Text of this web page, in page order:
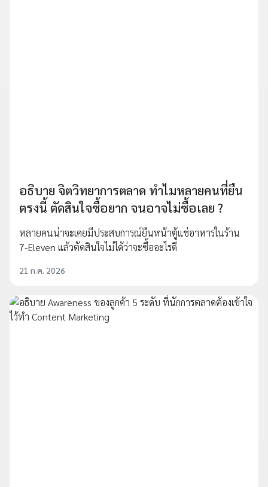
อธิบาย จิตวิทยาการตลาด ทำไมหลายคนที่ยืน
ตรงนี้ ตัดสินใจซื้อยาก จนอาจไม่ซื้อเลย ?
หลายคนน่าจะเคยมีประสบการณ์ยืนหน้าตู้แช่อาหารในร้าน
7-Eleven แล้วตัดสินใจไม่ได้ว่าจะซื้ออะไรดี
21 ก.ค. 2026